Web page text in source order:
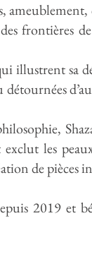
frontières
illustrent sa
les peaux
de pièces
2019 et